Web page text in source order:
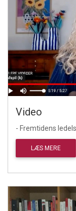
Video
- Fremtidens
LÆS MERE